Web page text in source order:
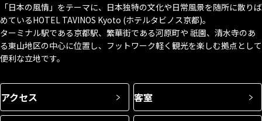
「日本の風情」をテーマに、日本独特の文化や日常風景を随所に散りば
めているHOTEL TAVINOS Kyoto (ホテルタビノス京都)。
ターミナル駅である京都駅、繁華街である河原町や 祇園、清水寺のあ
る東山地区の中心に位置し、フットワーク軽く観光を楽しむ拠点として
便利な立地です。
アクセス 客室